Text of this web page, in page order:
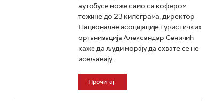
аутобусе може само са кофером
тежине до 23 килограма, директор
Националне асоцијације туристичких
организација Александар Сеничић
каже да људи морају да схвате се не
исељавају...
Прочитај